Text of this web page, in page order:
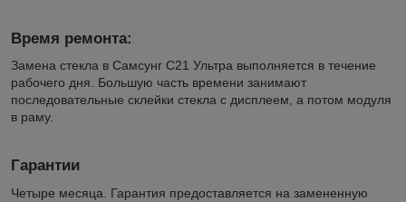
Время ремонта:
Замена стекла в Самсунг С21 Ультра выполняется в течение
рабочего дня. Большую часть времени занимают
последовательные склейки стекла с дисплеем, а потом модуля
в раму.
Гарантии
Четыре месяца. Гарантия предоставляется на замененную